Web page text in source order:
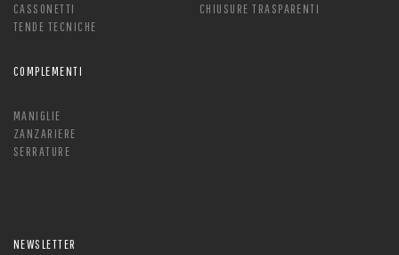
CASSONETTI
TENDE TECNICHE
CHIUSURE TRASPARENTI
COMPLEMENTI
MANIGLIE
ZANZARIERE
SERRATURE
NEWSLETTER